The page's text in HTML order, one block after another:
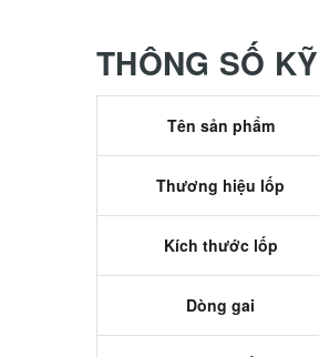
THÔNG SỐ
Tên sản phẩm
Thương hiệu lốp
Kích thước lốp
Dòng gai